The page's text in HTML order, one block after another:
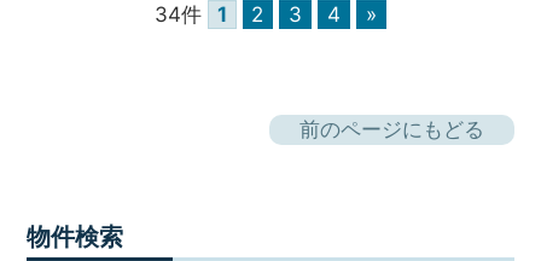
34件 1 2 3 4 »
前のページにもどる
物件検索